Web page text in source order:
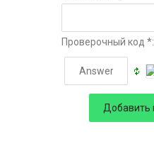
Проверочный код *: